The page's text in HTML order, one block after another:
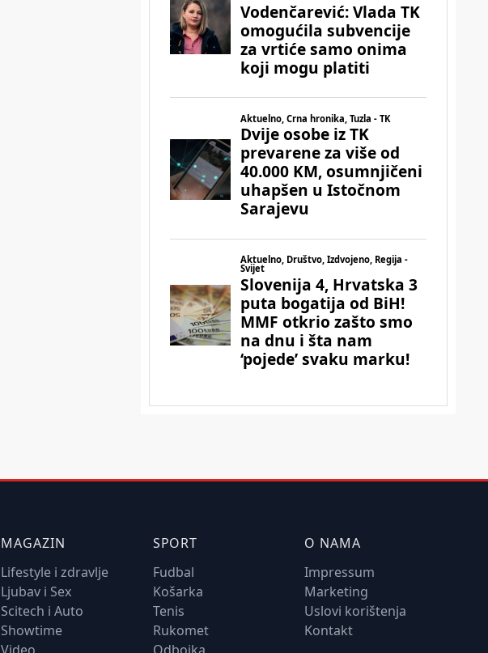
MAGAZIN
Lifestyle i zdravlje
Ljubav i Sex
Scitech i Auto
Showtime
Video
SPORT
Fudbal
Košarka
Tenis
Rukomet
Odbojka
O NAMA
Impressum
Marketing
Uslovi korištenja
Kontakt